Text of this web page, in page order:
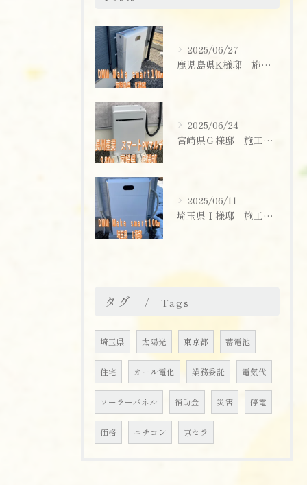
2025/06/27
鹿児島県K様邸 施工実績
2025/06/24
宮崎県Ｇ様邸 施工実績
2025/06/11
埼玉県Ｉ様邸 施工実績
タグ Tags
埼玉県 太陽光 東京都 蓄電池
住宅 オール電化 業務委託 電気代
ソーラーパネル 補助金 災害 停電
価格 ニチコン 京セラ
お問い合わせはこちら